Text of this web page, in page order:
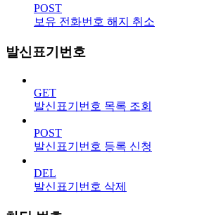
POST
보유 전화번호 해지 취소
발신표기번호
GET
발신표기번호 목록 조회
POST
발신표기번호 등록 신청
DEL
발신표기번호 삭제